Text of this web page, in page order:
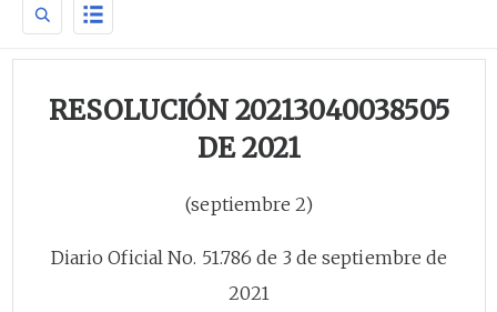
RESOLUCIÓN 20213040038505
DE 2021
(septiembre 2)
Diario Oficial No. 51.786 de 3 de septiembre de
2021